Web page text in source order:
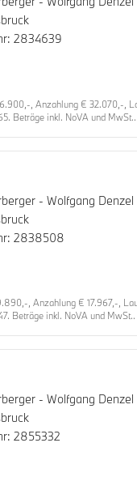
2834639
, Anzahlung € 32.070,-,
inkl. NoVA und
- Wolfgang Denzel
2838508
, Anzahlung € 17.967,-,
inkl. NoVA und
- Wolfgang Denzel
2855332